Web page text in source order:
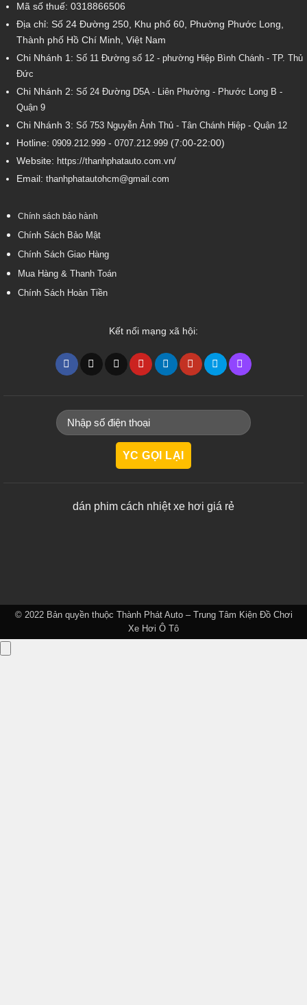
Mã số thuế: 0318866506
Địa chỉ: Số 24 Đường 250, Khu phố 60, Phường Phước Long,
Thành phố Hồ Chí Minh, Việt Nam
Chi Nhánh 1: Số 11 Đường số 12 - phường Hiệp Bình Chánh - TP. Thủ
Đức
Chi Nhánh 2: Số 24 Đường D5A - Liên Phường - Phước Long B -
Quận 9
Chi Nhánh 3: Số 753Nguyễn Ảnh Thủ - Tân Chánh Hiệp - Quận 12
Hotline: 0909.212.999- 0707.212.999(7:00-22:00)
Website: https://thanhphatauto.com.vn/
Email: thanhphatautohcm@gmail.com
Chính sách bảo hành
Chính Sách Bảo Mật
Chính Sách Giao Hàng
Mua Hàng & Thanh Toán
Chính Sách Hoàn Tiền
Kết nối mạng xã hội:
dán phim cách nhiệt xe hơi giá rẻ
© 2022 Bản quyền thuộc Thành Phát Auto – Trung Tâm Kiện Đồ Chơi
Xe Hơi Ô Tô